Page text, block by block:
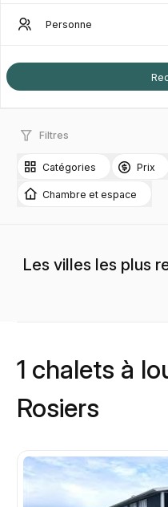
Filtres
Catégories Prix
Chambre et espace
Les villes les plus
1 chalets à
Rosiers